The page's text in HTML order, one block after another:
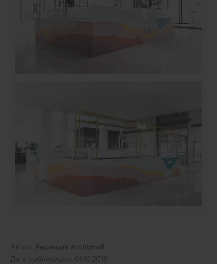
Автор:
Редакция Archiprofi
Дата публикации: 01.10.2019